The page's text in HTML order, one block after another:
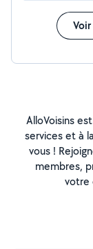
AlloVoisins
services et à
vous !
membres,
votre